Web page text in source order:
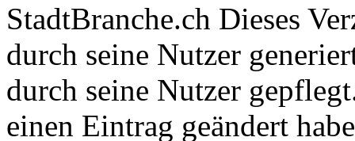
StadtBranche.ch Dieses
durch seine Nutzer
durch seine Nutzer
einen Eintrag geändert